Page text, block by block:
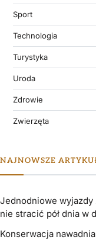
Sport
Technologia
Turystyka
Uroda
Zdrowie
Zwierzęta
NAJNOWSZE
Jednodniowe wyjazdy
nie stracić pół dnia w
Konserwacja